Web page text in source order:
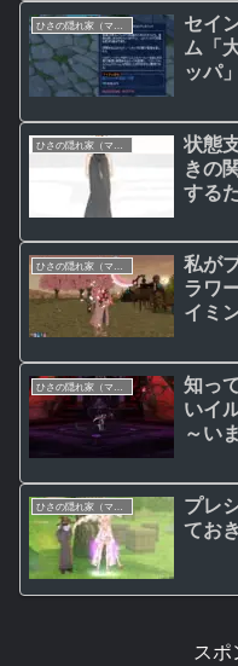
セイ
ム「
ッパ
ト】
っと
の２
ひさの隠れ家（マビノギ日記）
状態
きの
する
私が
ラワ
イミ
知っ
いイ
～い
ひさの隠れ家（マビノギ日記）
プレ
てお
スポ